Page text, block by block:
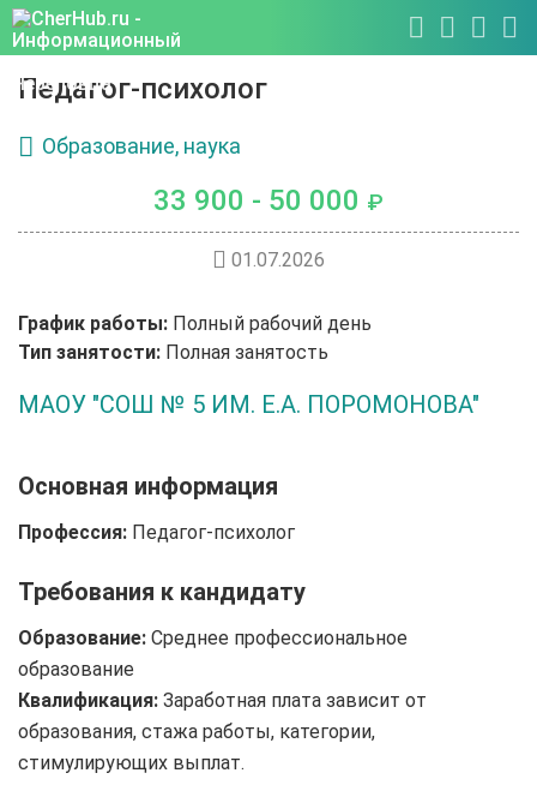
Педагог-психолог
Образование, наука
33 900 - 50 000 ₽
01.07.2026
График работы: Полный рабочий день
Тип занятости: Полная занятость
МАОУ "СОШ № 5 ИМ. Е.А. ПОРОМОНОВА"
Основная информация
Профессия: Педагог-психолог
Требования к кандидату
Образование: Среднее профессиональное
образование
Квалификация: Заработная плата зависит от
образования, стажа работы, категории,
стимулирующих выплат.